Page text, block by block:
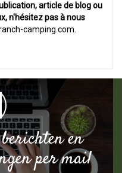
article de blog ou
n'hésitez pas à nous
camping.com.
en
per mail